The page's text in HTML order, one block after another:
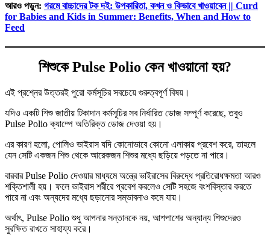
আরও পড়ুন: গরমে বাচ্চাদের টক দই: উপকারিতা, কখন ও কিভাবে খাওয়াবেন || Curd
for Babies and Kids in Summer: Benefits, When and How to
Feed
শিশুকে Pulse Polio কেন খাওয়ানো হয়?
এই প্রশ্নের উত্তরই পুরো কর্মসূচির সবচেয়ে গুরুত্বপূর্ণ বিষয়।
যদিও একটি শিশু জাতীয় টিকাদান কর্মসূচির সব নির্ধারিত ডোজ সম্পূর্ণ করেছে, তবুও
Pulse Polio ক্যাম্পে অতিরিক্ত ডোজ দেওয়া হয়।
এর কারণ হলো, পোলিও ভাইরাস যদি কোনোভাবে কোনো এলাকায় প্রবেশ করে, তাহলে
যেন সেটি একজন শিশু থেকে আরেকজন শিশুর মধ্যে ছড়িয়ে পড়তে না পারে।
বারবার Pulse Polio দেওয়ার মাধ্যমে অন্ত্রে ভাইরাসের বিরুদ্ধে প্রতিরোধক্ষমতা আরও
শক্তিশালী হয়। ফলে ভাইরাস শরীরে প্রবেশ করলেও সেটি সহজে বংশবিস্তার করতে
পারে না এবং অন্যদের মধ্যে ছড়ানোর সম্ভাবনাও কমে যায়।
অর্থাৎ, Pulse Polio শুধু আপনার সন্তানকে নয়, আশপাশের অন্যান্য শিশুদেরও
সুরক্ষিত রাখতে সাহায্য করে।